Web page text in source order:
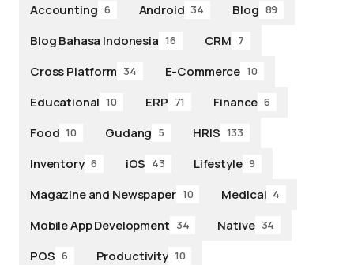
Accounting 6 Android 34 Blog 89
Blog Bahasa Indonesia 16 CRM 7
Cross Platform 34 E-Commerce 10
Educational 10 ERP 71 Finance 6
Food 10 Gudang 5 HRIS 133
Inventory 6 iOS 43 Lifestyle 9
Magazine and Newspaper 10 Medical 4
Mobile App Development 34 Native 34
POS 6 Productivity 10